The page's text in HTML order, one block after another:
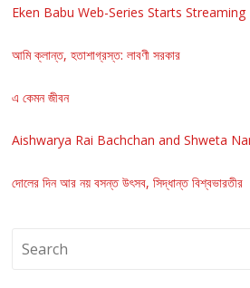
Eken Babu Web-Series Starts Streaming
আমি ক্লান্ত, হতাশাগ্রস্ত: লাবণী সরকার
এ কেমন জীবন
Aishwarya Rai Bachchan and Shweta
দোলের দিন আর নয় বসন্ত উৎসব, সিদ্ধান্ত বিশ্বভারতীর